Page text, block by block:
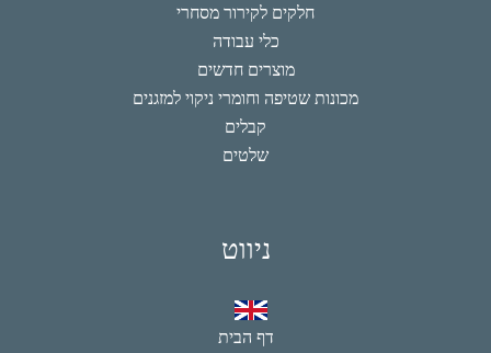
חלקים לקירור מסחרי
כלי עבודה
מוצרים חדשים
מכונות שטיפה וחומרי ניקוי למזגנים
קבלים
שלטים
ניווט
דף הבית